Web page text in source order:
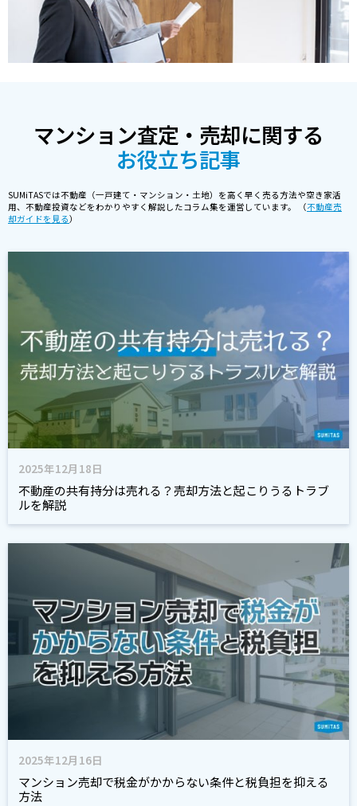
マンション査定・売却に関する
お役立ち記事
SUMiTASでは不動産（一戸建て・マンション・土地）を高く早く売る方法や空き家活
用、不動産投資などをわかりやすく解説したコラム集を運営しています。 （不動産売
却ガイドを見る）
2025年12月18日
不動産の共有持分は売れる？売却方法と起こりうるトラブ
ルを解説
2025年12月16日
マンション売却で税金がかからない条件と税負担を抑える
方法